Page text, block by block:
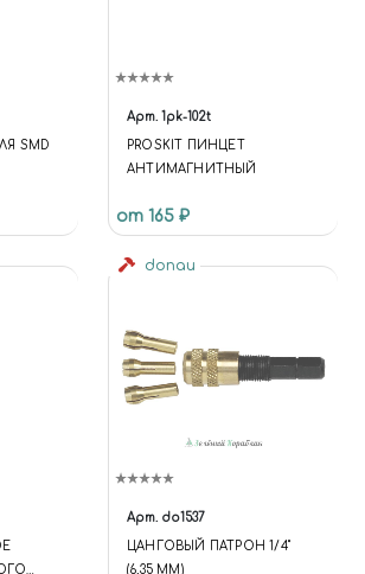
SMD
Арт. 1pk-102t
PROSKIT ПИНЦЕТ
АНТИМАГНИТНЫЙ
от 165 ₽
donau
Арт. do1537
ЦАНГОВЫЙ ПАТРОН 1/4"
(6,35 ММ)